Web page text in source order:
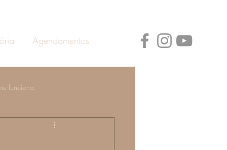
Agendamentos
funciona
Prevenção de Doenças